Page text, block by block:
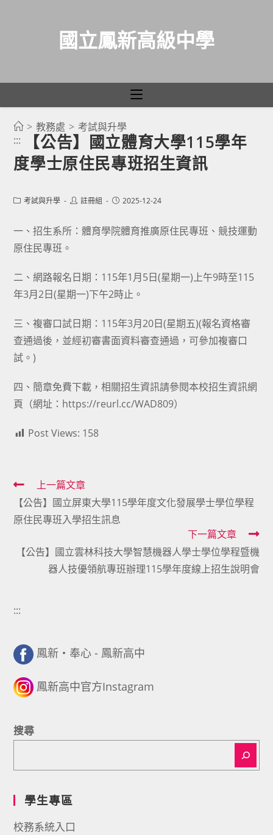
國立鳳新高級中學
> 教務處 > 考試與升學
:::
【公告】國立體育大學115學年
度學士原住民專班招生資訊
Post考試與升學
Post註冊組
Post2025-12-24
一、招生系所：體育學院體育推廣原住民專班、競技運動
原住民專班。
二、網路報名日期：115年1月5日(星期一)上午9時至115
年3月2日(星期一)下午2時止。
三、複審口試日期：115年3月20日(星期五)(報名資格審
查通過後，並經初審書面資料審查通過，可參加複審口
試。)
四、簡章免費下載，相關招生資訊請參閱本校招生資訊網
頁（網址：https://reurl.cc/WAD809）
Post Views: 158
Read
more
articles
上一篇文章
【公告】國立屏東大學115學年度文化發展學士學位學程
原住民專班入學招生訊息
下一篇文章
【公告】國立雲林科技大學智慧機器人學士學位學程暨機
器人技優領航專班辦理115學年度線上招生說明會
:::
鳳新・奉心 - 鳳新高中
鳳新高中官方Instagram
搜尋
學生專區
校務系統入口